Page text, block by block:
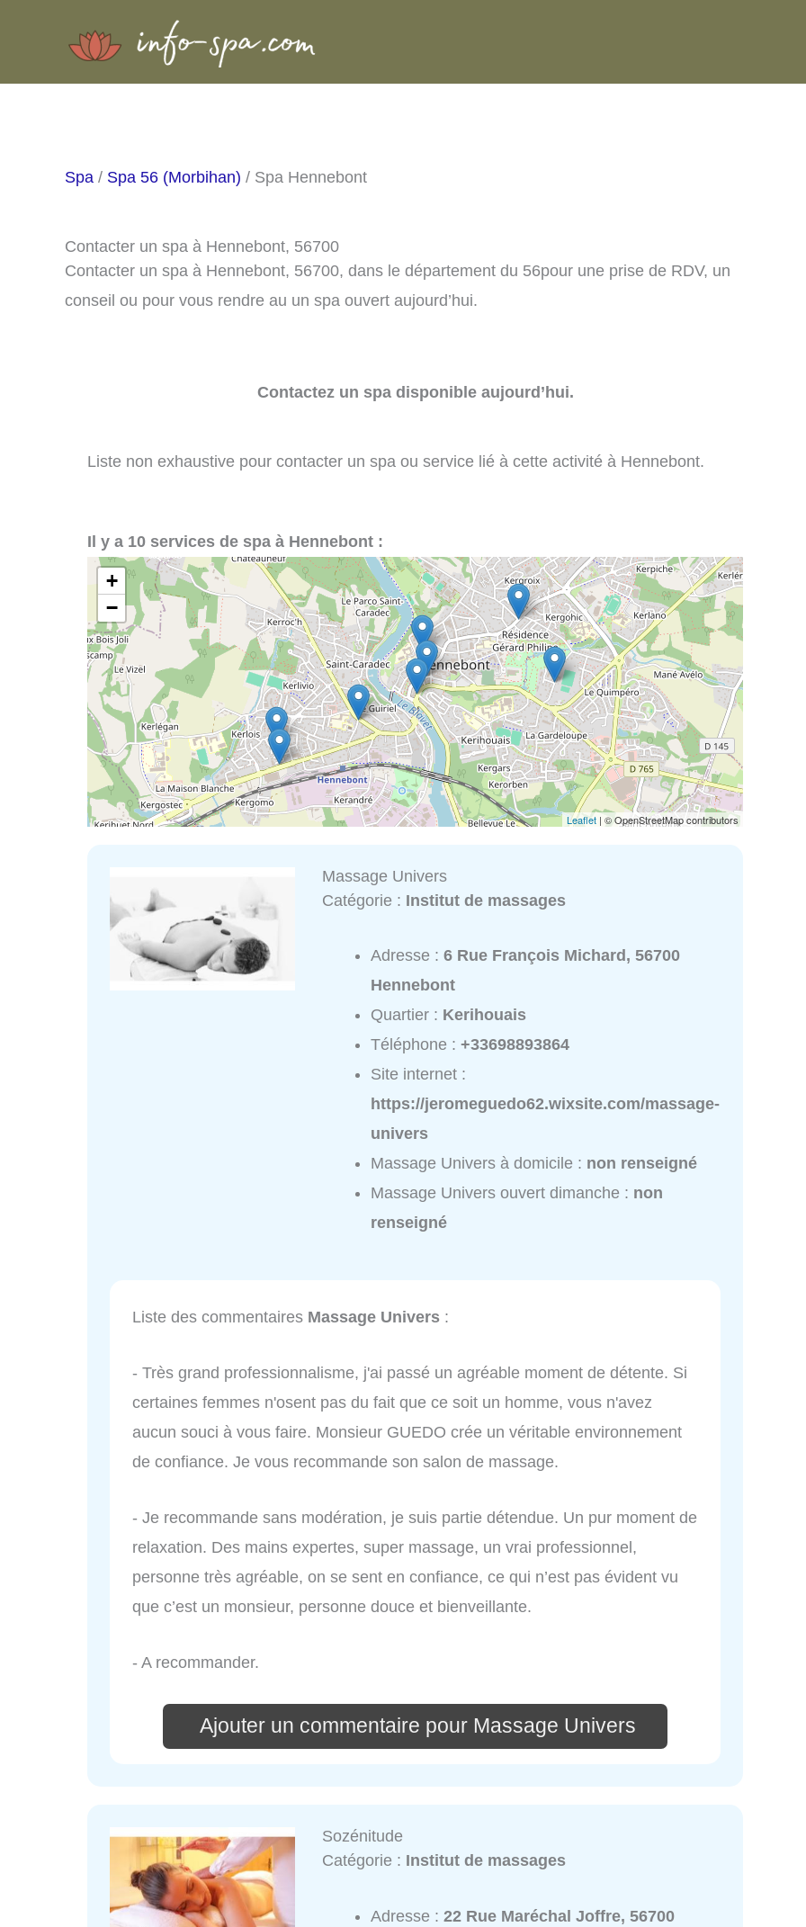
Spa / Spa 56 (Morbihan) / Spa Hennebont
Contacter un spa à Hennebont, 56700
Contacter un spa à Hennebont, 56700, dans le département du 56pour une prise de RDV, un
conseil ou pour vous rendre au un spa ouvert aujourd’hui.
Contactez un spa disponible aujourd’hui.
Liste non exhaustive pour contacter un spa ou service lié à cette activité à Hennebont.
Il y a 10 services de spa à Hennebont :
+
−
Leaflet | © OpenStreetMap contributors
Massage Univers
Catégorie : Institut de massages
Adresse :6 Rue François Michard, 56700
Hennebont
Quartier : Kerihouais
Téléphone :+33698893864
Site internet :
https://jeromeguedo62.wixsite.com/massage-
univers
Massage Univers à domicile : non renseigné
Massage Univers ouvert dimanche : non
renseigné
Liste des commentaires Massage Univers :
- Très grand professionnalisme, j'ai passé un agréable moment de détente. Si
certaines femmes n'osent pas du fait que ce soit un homme, vous n'avez
aucun souci à vous faire. Monsieur GUEDO crée un véritable environnement
de confiance. Je vous recommande son salon de massage.
- Je recommande sans modération, je suis partie détendue. Un pur moment de
relaxation. Des mains expertes, super massage, un vrai professionnel,
personne très agréable, on se sent en confiance, ce qui n’est pas évident vu
que c’est un monsieur, personne douce et bienveillante.
- A recommander.
Ajouter un commentaire pour Massage Univers
Sozénitude
Catégorie : Institut de massages
Adresse :22 Rue Maréchal Joffre, 56700